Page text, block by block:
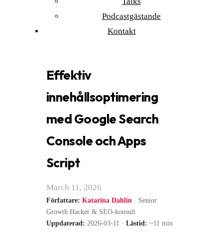
Podcastgästande
Kontakt
Effektiv
innehållsoptimering
med Google Search
Console och Apps
Script
March 11, 2026
Författare: Katarina Dahlin · Senior
Growth Hacker & SEO-konsult
Uppdaterad: 2026-03-11 · Lästid: ~11 min